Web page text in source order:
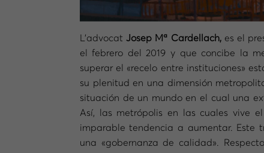
L’advocat Josep Mª Cardellach, es el
el febrero del 2019 y que concibe la
superar el «recelo entre instituciones»
su plenitud en una dimensión
situación de un mundo en el cual una
Así, las metrópolis en las cuales vive
imparable tendencia a aumentar. Este
una «gobernanza de calidad».